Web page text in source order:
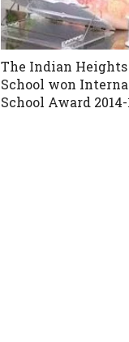
The Indian Heights
School won
School Award 2014-